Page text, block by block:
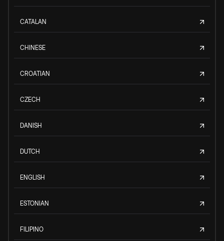
CATALAN
CHINESE
CROATIAN
CZECH
DANISH
DUTCH
ENGLISH
ESTONIAN
FILIPINO